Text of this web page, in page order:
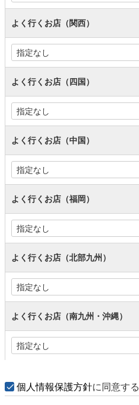
よく行くお店（関西）
よく行くお店（四国）
よく行くお店（中国）
よく行くお店（福岡）
よく行くお店（北部九州）
よく行くお店（南九州・沖縄）
個人情報保護方針に同意する